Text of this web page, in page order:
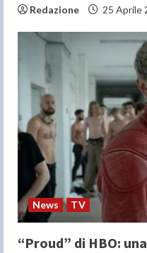
Redazione 25 Aprile
News TV
“Proud” di HBO: